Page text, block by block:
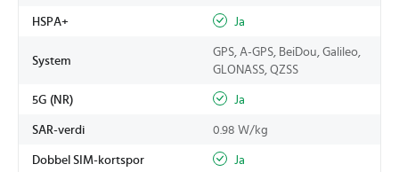
HSPA+ Ja
System
GPS, A-GPS, BeiDou, Galileo,
GLONASS, QZSS
5G (NR) Ja
SAR-verdi 0.98 W/kg
Dobbel SIM-kortspor Ja